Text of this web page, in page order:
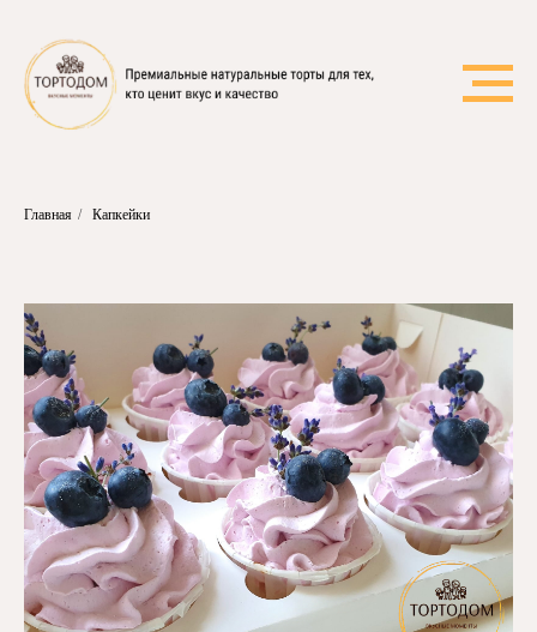
Главная / Капкейки